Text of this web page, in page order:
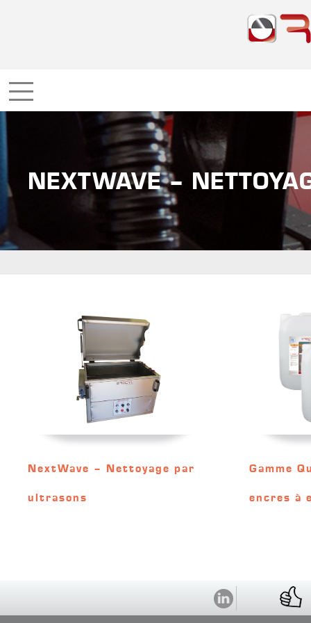
NEXTWAVE –
NextWave – Nettoyage par
ultrasons
Gamme
encres à